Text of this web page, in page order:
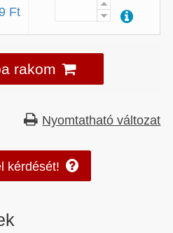
Ft
rakom
Nyomtatható változat
kérdését!